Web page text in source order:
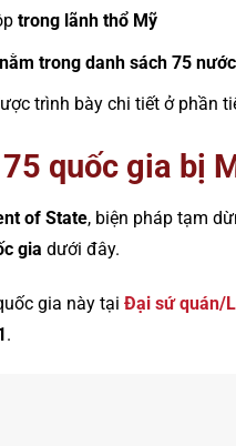
trong lãnh thổ Mỹ
trong danh sách 75 nước
trình bày chi tiết ở phần
quốc gia bị
of State, biện pháp tạm
gia dưới đây.
gia này tại Đại sứ quán/
.